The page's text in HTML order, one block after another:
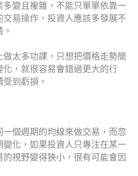
多變且複雜，不能只單單依靠一
易操作，投資人應該多發展不
太多功課，只想把價格走勢簡
，就很容易會錯過更大的行
到虧損。
個週期的均線來做交易，而忽
變化，如果投資人只專注在某一
視野變得狹小，很有可能會因